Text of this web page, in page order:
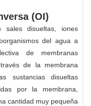
(OI)
sales disueltas, iones
del agua a
de membranas
de la membrana
sustancias disueltas
por la membrana,
cantidad muy pequeña